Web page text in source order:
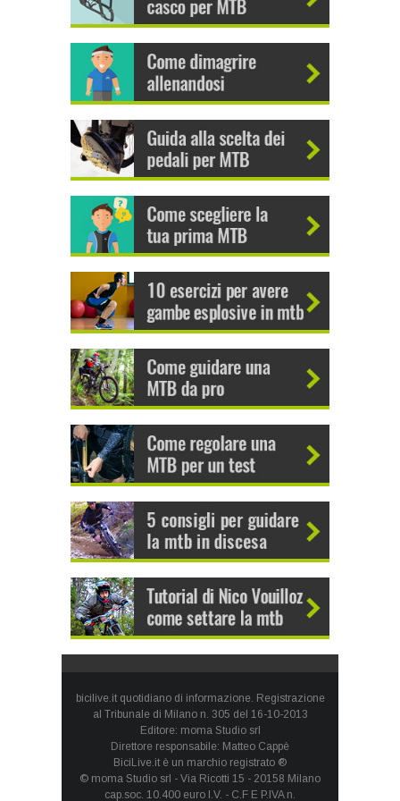
bicilive.it quotidiano di informazione. Registrazione
al Tribunale di Milano n. 305 del 16-10-2013
Editore: moma Studio srl
Direttore responsabile: Matteo Cappè
BiciLive.it è un marchio registrato ®
© moma Studio srl - Via Ricotti 15 - 20158 Milano
cap.soc. 10.400 euro I.V. - C.F E P.IVA n.